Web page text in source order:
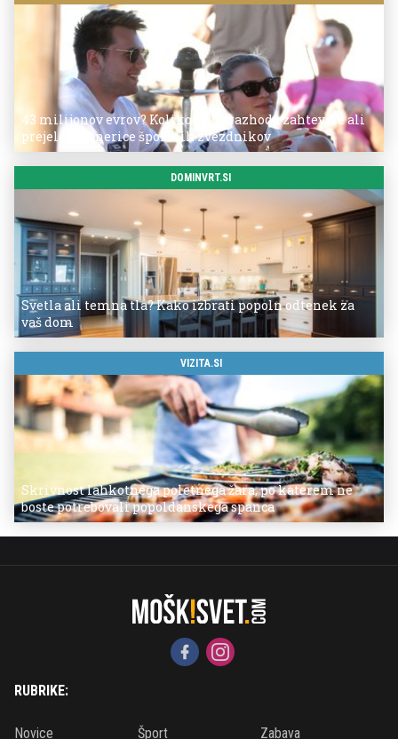
43 milijonov evrov? Koliko so po razhodu zahtevale ali
prejele partnerice športnih zvezdnikov
DOMINVRT.SI
Svetla ali temna tla? Kako izbrati popoln odtenek za
vaš dom
VIZITA.SI
Skrivnost lahkotnega poletnega žara, po katerem ne
boste potrebovali popoldanskega spanca
RUBRIKE:
Novice Šport Zabava